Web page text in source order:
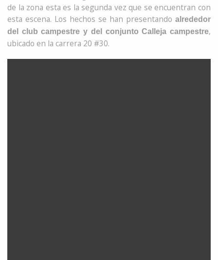
de la zona esta es la segunda vez que se encuentran con
esta escena. Los hechos se han presentando alrededor
del club campestre y del conjunto Calleja campestre,
ubicado en la carrera 20 #30.